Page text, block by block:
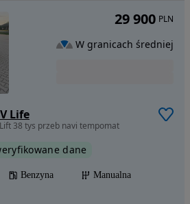
Life
38 tys przeb navi tempomat
dane
Benzyna
Manualna
29 900 PLN
W granicach średniej